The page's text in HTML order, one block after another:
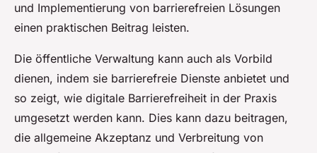
und Implementierung von barrierefreien Lösungen
einen praktischen Beitrag leisten.
Die öffentliche Verwaltung kann auch als Vorbild
dienen, indem sie barrierefreie Dienste anbietet und
so zeigt, wie digitale Barrierefreiheit in der Praxis
umgesetzt werden kann. Dies kann dazu beitragen,
die allgemeine Akzeptanz und Verbreitung von